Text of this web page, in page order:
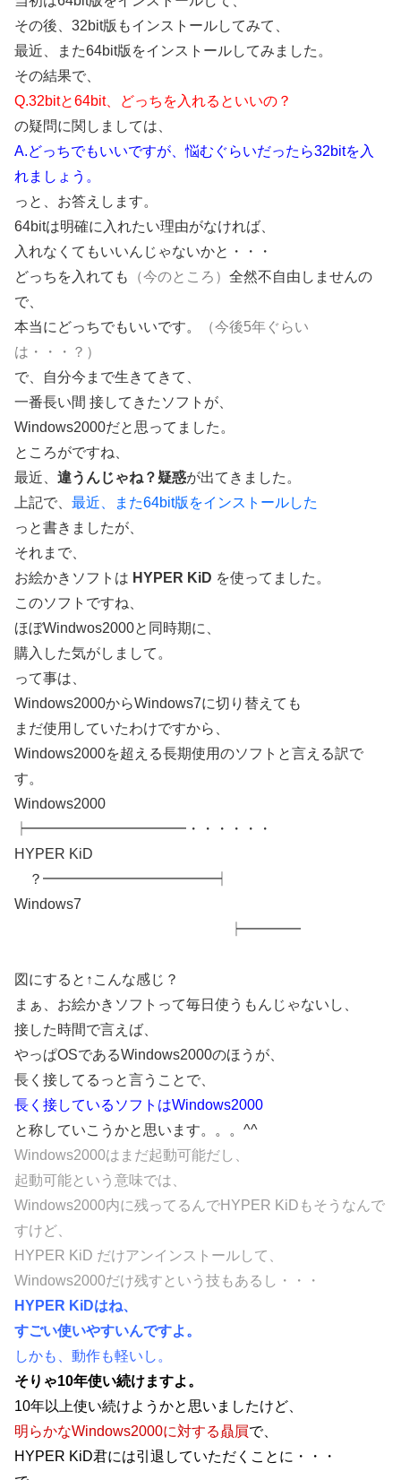
その後、32bit版もインストールしてみて、
最近、また64bit版をインストールしてみました。
その結果で、
Q.32bitと64bit、どっちを入れるといいの？
の疑問に関しましては、
A.どっちでもいいですが、悩むぐらいだったら32bitを入
れましょう。
っと、お答えします。
64bitは明確に入れたい理由がなければ、
入れなくてもいいんじゃないかと・・・
どっちを入れても
（今のところ） 全然不自由しませんの
で、
本当にどっちでもいいです。
（今後5年ぐらい
は・・・？）
で、自分今まで生きてきて、
一番長い間 接してきたソフトが、
Windows2000だと思ってました。
ところがですね、
最近、 違うんじゃね？疑惑が出てきました。
上記で、 最近、また64bit版をインストールした
っと書きましたが、
それまで、
お絵かきソフトは HYPER KiD を使ってました。
このソフトですね、
ほぼWindwos2000と同時期に、
購入した気がしまして。
って事は、
Windows2000からWindows7に切り替えても
まだ使用していたわけですから、
Windows2000を超える長期使用のソフトと言える訳で
す。
Windows2000
┝━━━━━━━━━━━・・・・・・
HYPER KiD
？━━━━━━━━━━━━┥
Windows7
┝━━━━
図にすると↑こんな感じ？
まぁ、お絵かきソフトって毎日使うもんじゃないし、
接した時間で言えば、
やっぱOSであるWindows2000のほうが、
長く接してるっと言うことで、
長く接しているソフトはWindows2000
と称していこうかと思います。。。^^
Windows2000はまだ起動可能だし、
起動可能という意味では、
Windows2000内に残ってるんでHYPER KiDもそうなんで
すけど、
HYPER KiD だけアンインストールして、
Windows2000だけ残すという技もあるし・・・
HYPER KiDはね、
すごい使いやすいんですよ。
しかも、動作も軽いし。
そりゃ10年使い続けますよ。
10年以上使い続けようかと思いましたけど、
明らかなWindows2000に対する贔屓で、
HYPER KiD君には引退していただくことに・・・